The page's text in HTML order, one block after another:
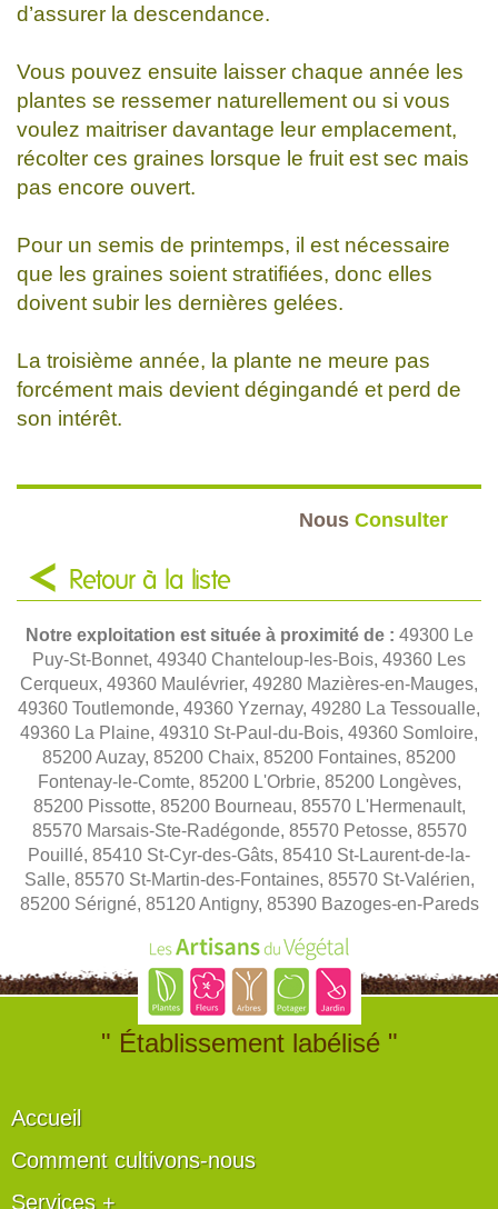
d’assurer la descendance.
Vous pouvez ensuite laisser chaque année les
plantes se ressemer naturellement ou si vous
voulez maitriser davantage leur emplacement,
récolter ces graines lorsque le fruit est sec mais
pas encore ouvert.
Pour un semis de printemps, il est nécessaire
que les graines soient stratifiées, donc elles
doivent subir les dernières gelées.
La troisième année, la plante ne meure pas
forcément mais devient dégingandé et perd de
son intérêt.
Nous Consulter
Retour à la liste
Notre exploitation est située à proximité de : 49300 Le
Puy-St-Bonnet, 49340 Chanteloup-les-Bois, 49360 Les
Cerqueux, 49360 Maulévrier, 49280 Mazières-en-Mauges,
49360 Toutlemonde, 49360 Yzernay, 49280 La Tessoualle,
49360 La Plaine, 49310 St-Paul-du-Bois, 49360 Somloire,
85200 Auzay, 85200 Chaix, 85200 Fontaines, 85200
Fontenay-le-Comte, 85200 L'Orbrie, 85200 Longèves,
85200 Pissotte, 85200 Bourneau, 85570 L'Hermenault,
85570 Marsais-Ste-Radégonde, 85570 Petosse, 85570
Pouillé, 85410 St-Cyr-des-Gâts, 85410 St-Laurent-de-la-
Salle, 85570 St-Martin-des-Fontaines, 85570 St-Valérien,
85200 Sérigné, 85120 Antigny, 85390 Bazoges-en-Pareds
" Établissement labélisé "
Accueil
Comment cultivons-nous
Services +